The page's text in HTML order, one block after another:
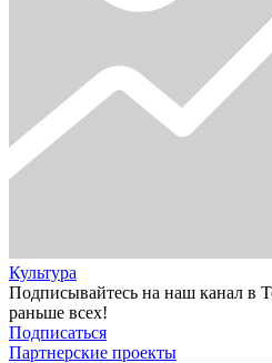
Культура
Подписывайтесь на наш канал в
раньше всех!
Подписаться
Партнерские проекты